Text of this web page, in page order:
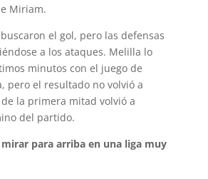
Miriam.
el gol, pero las defensas
a los ataques. Melilla lo
minutos con el juego de
pero el resultado no volvió a
la primera mitad volvió a
del partido.
mirar para arriba en una liga muy